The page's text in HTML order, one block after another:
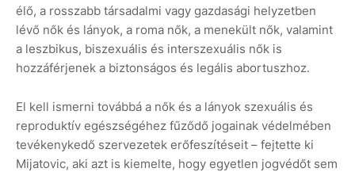
élő, a rosszabb társadalmi vagy gazdasági helyzetben
lévő nők és lányok, a roma nők, a menekült nők, valamint
a leszbikus, biszexuális és interszexuális nők is
hozzáférjenek a biztonságos és legális abortuszhoz.
El kell ismerni továbbá a nők és a lányok szexuális és
reproduktív egészségéhez fűződő jogainak védelmében
tevékenykedő szervezetek erőfeszítéseit – fejtette ki
Mijatovic, aki azt is kiemelte, hogy egyetlen jogvédőt sem